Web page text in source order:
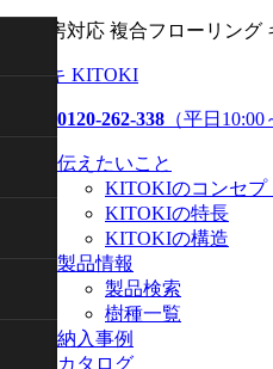
床暖房対応 複合フローリング
キトキ KITOKI
0120-262-338 （平日10:00
伝えたいこと
KITOKIのコンセプ
KITOKIの特長
KITOKIの構造
製品情報
製品検索
樹種一覧
納入事例
カタログ